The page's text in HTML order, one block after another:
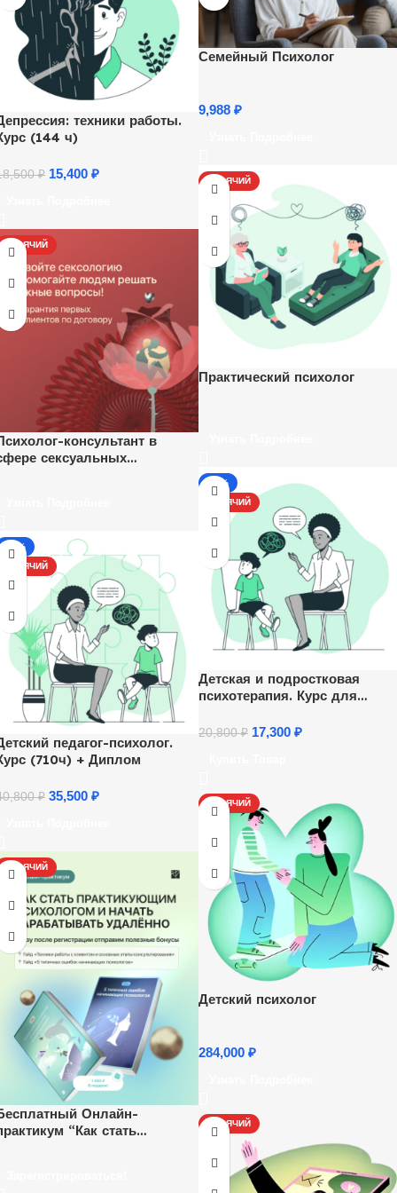
техники работы.
(144 ч)
₽ 15,400 ₽
Семейный Психолог
9,988 ₽
ГОРЯЧИЙ
Практический психолог
ГОРЯЧИЙ
консультант в
сексуальных
-17%
ГОРЯЧИЙ
Детская и подростковая
психотерапия. Курс для
20,800₽ 17,300 ₽
-13%
ГОРЯЧИЙ
педагог-психолог.
(710ч) + Диплом
₽ 35,500 ₽ ГОРЯЧИЙ
Детский психолог
284,000 ₽
ГОРЯЧИЙ
Онлайн-
“Как стать
ГОРЯЧИЙ